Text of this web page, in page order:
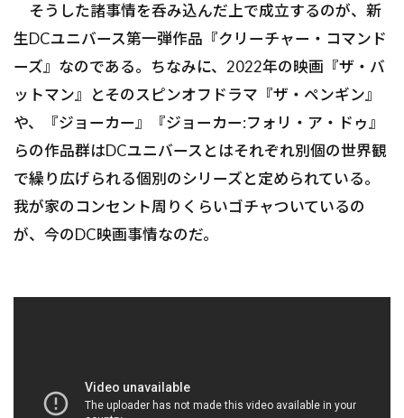
そうした諸事情を呑み込んだ上で成立するのが、新
生DCユニバース第一弾作品『クリーチャー・コマンド
ーズ』なのである。ちなみに、2022年の映画『ザ・バ
ットマン』とそのスピンオフドラマ『ザ・ペンギン』
や、『ジョーカー』『ジョーカー:フォリ・ア・ドゥ』
らの作品群はDCユニバースとはそれぞれ別個の世界観
で繰り広げられる個別のシリーズと定められている。
我が家のコンセント周りくらいゴチャついているの
が、今のDC映画事情なのだ。